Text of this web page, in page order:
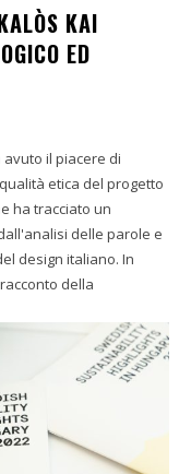
KAI
ED
il piacere di
etica del progetto
ha tracciato un
delle parole e
design italiano. In
della